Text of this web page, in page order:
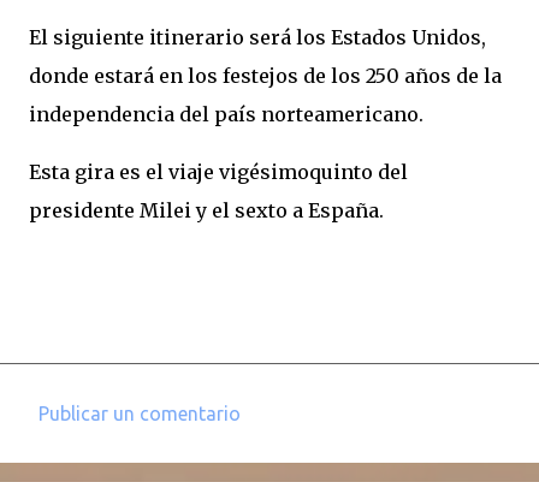
El siguiente itinerario será los Estados Unidos,
donde estará en los festejos de los 250 años de la
independencia del país norteamericano.
Esta gira es el viaje vigésimoquinto del
presidente Milei y el sexto a España.
Publicar un comentario